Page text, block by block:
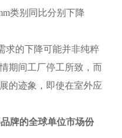
类别同比分别下降
求的下降可能并非纯粹
期间工厂停工所致，而
的迹象，即使在室外应
牌的全球单位市场份